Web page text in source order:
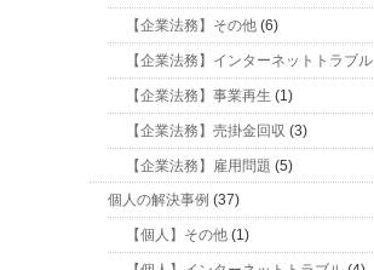
【企業法務】その他 (6)
【企業法務】インターネットトラブル
【企業法務】事業再生 (1)
【企業法務】売掛金回収 (3)
【企業法務】雇用問題 (5)
個人の解決事例 (37)
【個人】その他 (1)